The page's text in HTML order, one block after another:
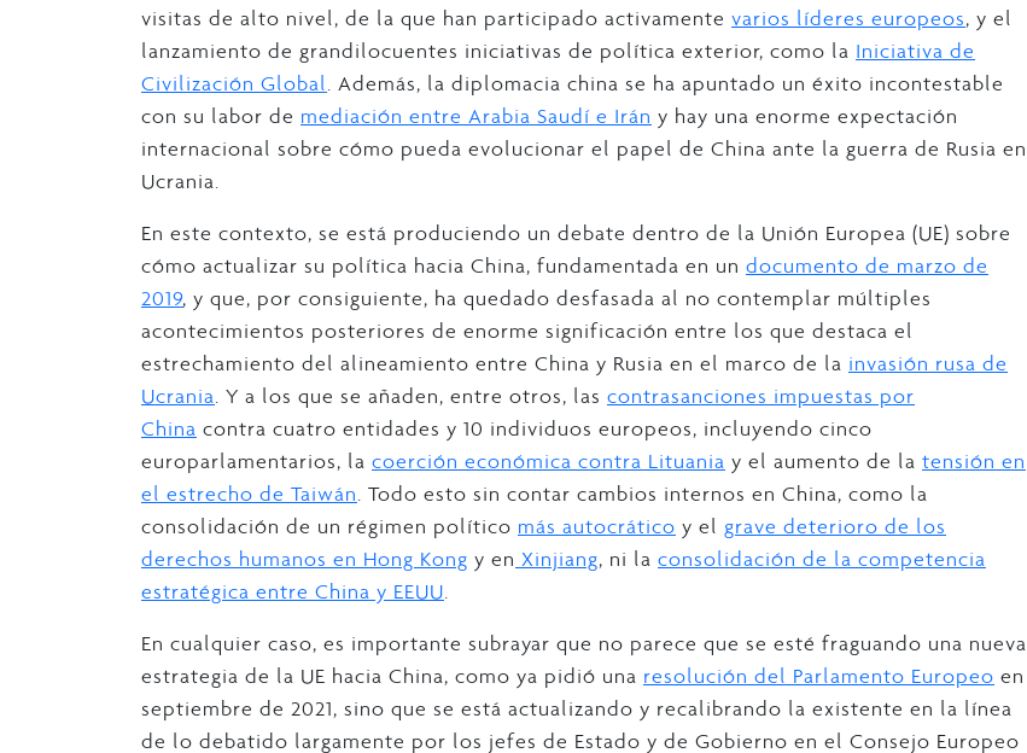
visitas de alto nivel, de la que han participado activamente varios líderes europeos, y el
lanzamiento de grandilocuentes iniciativas de política exterior, como la Iniciativa de
Civilización Global. Además, la diplomacia china se ha apuntado un éxito incontestable
con su labor de mediación entre Arabia Saudí e Irán y hay una enorme expectación
internacional sobre cómo pueda evolucionar el papel de China ante la guerra de Rusia en
Ucrania.
En este contexto, se está produciendo un debate dentro de la Unión Europea (UE) sobre
cómo actualizar su política hacia China, fundamentada en un documento de marzo de
2019, y que, por consiguiente, ha quedado desfasada al no contemplar múltiples
acontecimientos posteriores de enorme significación entre los que destaca el
estrechamiento del alineamiento entre China y Rusia en el marco de la invasión rusa de
Ucrania. Y a los que se añaden, entre otros, las contrasanciones impuestas por
China contra cuatro entidades y 10 individuos europeos, incluyendo cinco
europarlamentarios, la coerción económica contra Lituania y el aumento de la tensión en
el estrecho de Taiwán. Todo esto sin contar cambios internos en China, como la
consolidación de un régimen político más autocrático y el grave deterioro de los
derechos humanos en Hong Kong y en Xinjiang, ni la consolidación de la competencia
estratégica entre China y EEUU.
En cualquier caso, es importante subrayar que no parece que se esté fraguando una nueva
estrategia de la UE hacia China, como ya pidió una resolución del Parlamento Europeo en
septiembre de 2021, sino que se está actualizando y recalibrando la existente en la línea
de lo debatido largamente por los jefes de Estado y de Gobierno en el Consejo Europeo